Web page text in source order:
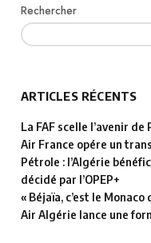
Rechercher
ARTICLES RÉCENTS
La FAF scelle l’avenir
Air France opére un
Pétrole : l’Algérie
décidé par l’OPEP+
« Béjaïa, c’est le
Air Algérie lance une